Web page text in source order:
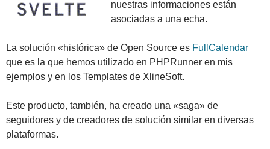
nuestras informaciones están
asociadas a una echa.
La solución «histórica» de Open Source es FullCalendar
que es la que hemos utilizado en PHPRunner en mis
ejemplos y en los Templates de XlineSoft.
Este producto, también, ha creado una «saga» de
seguidores y de creadores de solución similar en diversas
plataformas.